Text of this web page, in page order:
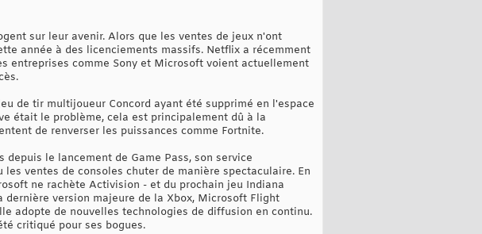
sur leur avenir. Alors que les ventes de jeux n'ont
année à des licenciements massifs. Netflix a récemment
entreprises comme Sony et Microsoft voient actuellement
de tir multijoueur Concord ayant été supprimé en l'espace
était le problème, cela est principalement dû à la
de renverser les puissances comme Fortnite.
le lancement de Game Pass, son service
ventes de consoles chuter de manière spectaculaire. En
ne rachète Activision - et du prochain jeu Indiana
dernière version majeure de la Xbox, Microsoft Flight
adopte de nouvelles technologies de diffusion en continu.
critiqué pour ses bogues.